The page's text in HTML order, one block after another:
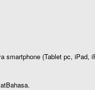
smartphone (Tablet pc, iPad,